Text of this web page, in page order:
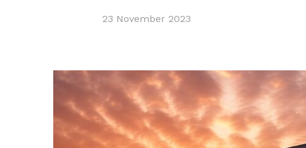
23 November 2023